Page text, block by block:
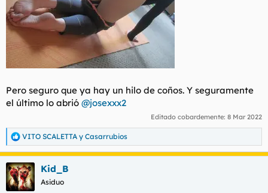
Pero seguro que ya hay un hilo de coños. Y seguramente
el último lo abrió @josexxx2
Editado cobardemente: 8 Mar 2022
R
e
a
c
c
i
VITO SCALETTA y Casarrubios
Kid_B
Asiduo